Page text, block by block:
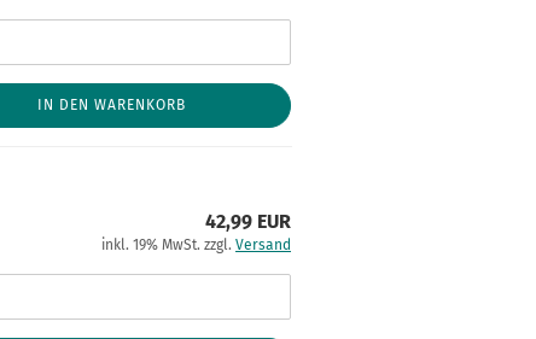
IN DEN WARENKORB
42,99 EUR
inkl. 19% MwSt. zzgl. Versand